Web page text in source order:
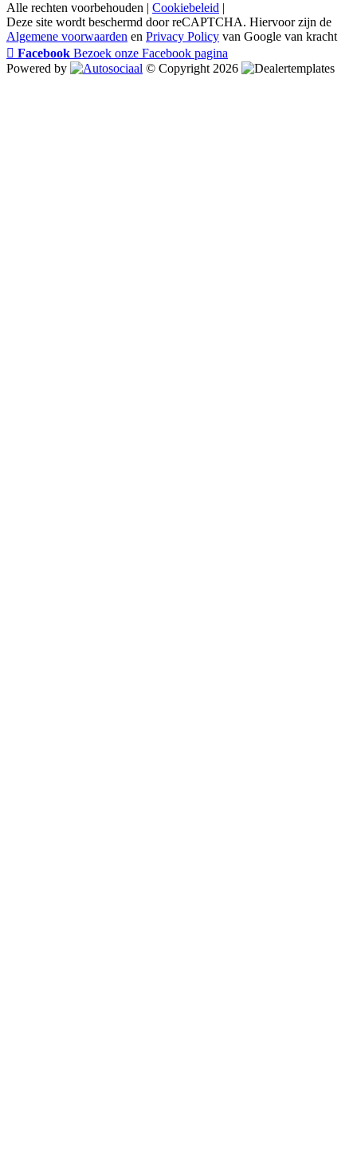
Alle rechten voorbehouden | Cookiebeleid |
Deze site wordt beschermd door reCAPTCHA. Hiervoor zijn de
Algemene voorwaarden en Privacy Policy van Google van kracht
Facebook Bezoek onze Facebook pagina
Powered by
© Copyright 2026